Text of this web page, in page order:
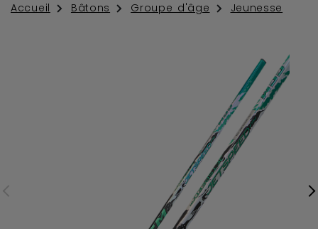
Accueil Bâtons Groupe d'âge Jeunesse